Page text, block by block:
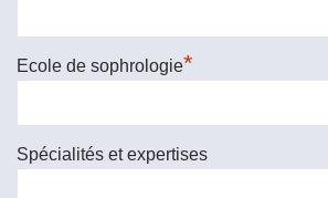
Ecole de sophrologie*
Spécialités et expertises